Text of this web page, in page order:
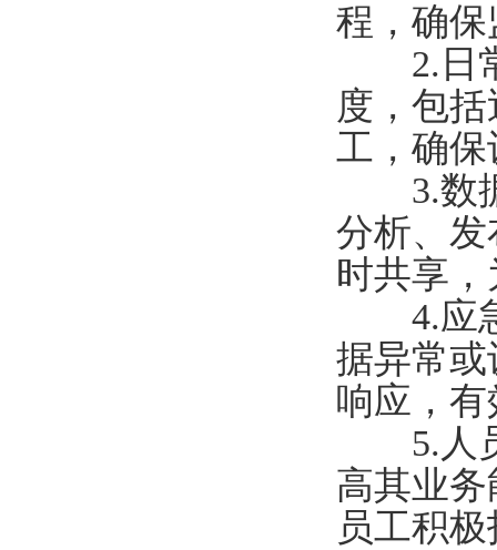
程，确
2.日常
度，包
工，确
3.数据
分析、
时共享
4.应急
据异常
响应，
5.人员
高其业
员工积